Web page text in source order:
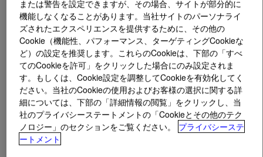
とはXIAMETER™ RBB-2070-50 Base?
硬さ50度、押出成形、汎用、HCR U-ストック
または警告を設定できますが、その場合、サイトが部分的に
機能しなくなることがあります。当社サイトのパーソナライ
ズされたエクスペリエンスを提供するために、その他の
Cookie（機能性、パフォーマンス、ターゲティングCookieな
ど）の設定を推奨します。これらのCookieは、下部の「すべ
てのCookieを許可」をクリックした場合にのみ設定されま
す。もしくは、Cookie設定を調整してCookieを有効化してく
ださい。当社のCookieの使用およびお客様の選択に関する詳
細については、下部の「詳細情報の閲覧」をクリックし、当
社のプライバシーステートメントの「Cookieとその他のテク
ノロジー」のセクションをご覧ください。
プライバシーステ
ートメント